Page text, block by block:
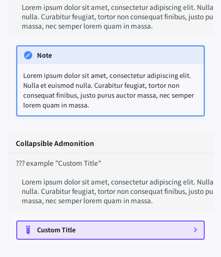
Lorem ipsum dolor sit amet, consectetur adipiscing elit. Nulla
nulla. Curabitur feugiat, tortor non consequat finibus, justo
Note
Lorem ipsum dolor sit amet, consectetur adipiscing elit.
Nulla et euismod nulla. Curabitur feugiat, tortor non
consequat finibus, justo purus auctor massa, nec semper
lorem quam in massa.
Collapsible Admonition
??? example "Custom Title"
Lorem ipsum dolor sit amet, consectetur adipiscing elit. Nulla
nulla. Curabitur feugiat, tortor non consequat finibus, justo
Custom Title